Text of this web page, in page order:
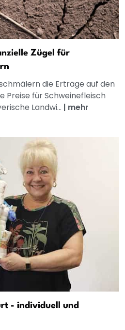
Zügel für
die Erträge auf den
Preise für Schweinefleisch
Landwi... | mehr
- individuell und